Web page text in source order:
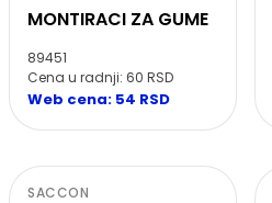
MONTIRACI ZA GUME
89451
Cena u radnji: 60 RSD
Web cena: 54 RSD
SACCON